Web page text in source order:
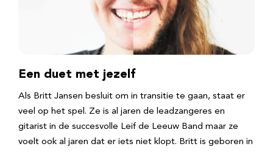
Een duet met jezelf
Als Britt Jansen besluit om in transitie te gaan, staat er
veel op het spel. Ze is al jaren de leadzangeres en
gitarist in de succesvolle Leif de Leeuw Band maar ze
voelt ook al jaren dat er iets niet klopt. Britt is geboren in